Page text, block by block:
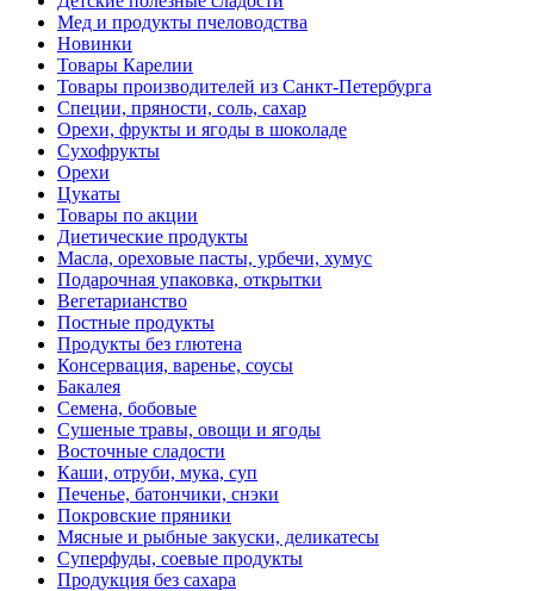
Мед и продукты пчеловодства
Новинки
Товары Карелии
Товары производителей из Санкт-Петербурга
Специи, пряности, соль, сахар
Орехи, фрукты и ягоды в шоколаде
Сухофрукты
Орехи
Цукаты
Товары по акции
Диетические продукты
Масла, ореховые пасты, урбечи, хумус
Подарочная упаковка, открытки
Вегетарианство
Постные продукты
Продукты без глютена
Консервация, варенье, соусы
Бакалея
Семена, бобовые
Сушеные травы, овощи и ягоды
Восточные сладости
Каши, отруби, мука, суп
Печенье, батончики, снэки
Покровские пряники
Мясные и рыбные закуски, деликатесы
Суперфуды, соевые продукты
Продукция без сахара